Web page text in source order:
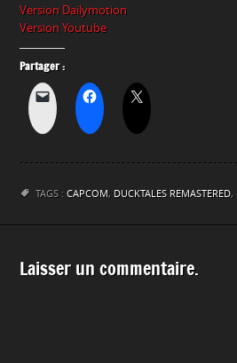
Version Dailymotion
Version Youtube
Partager :
TAGS : CAPCOM, DUCKTALES REMASTERED,
Laisser un commentaire.